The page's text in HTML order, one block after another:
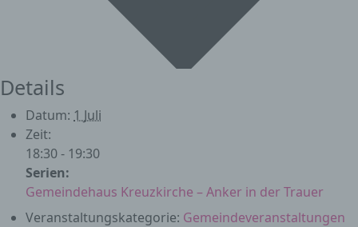
Details
Datum: 1 Juli
Zeit:
18:30 - 19:30
Serien:
Gemeindehaus Kreuzkirche – Anker in der Trauer
Veranstaltungskategorie: Gemeindeveranstaltungen